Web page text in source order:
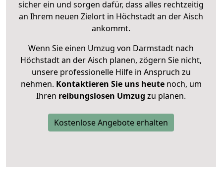
sicher ein und sorgen dafür, dass alles rechtzeitig
an Ihrem neuen Zielort in Höchstadt an der Aisch
ankommt.
Wenn Sie einen Umzug von Darmstadt nach
Höchstadt an der Aisch planen, zögern Sie nicht,
unsere professionelle Hilfe in Anspruch zu
nehmen. Kontaktieren Sie uns heutenoch, um
Ihren reibungslosen Umzug zu planen.
Kostenlose Angebote erhalten